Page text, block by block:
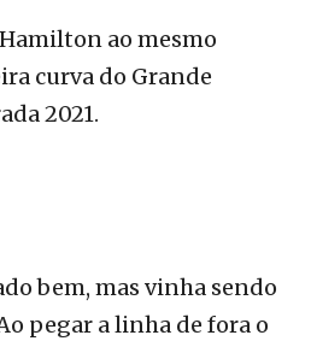
ao mesmo
curva do Grande
2021.
bem, mas vinha sendo
pegar a linha de fora o